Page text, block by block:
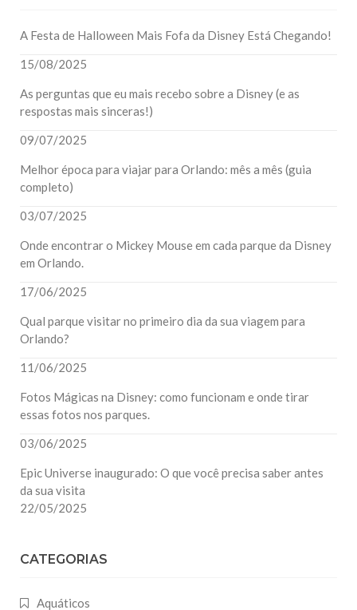
A Festa de Halloween Mais Fofa da Disney Está Chegando!
15/08/2025
As perguntas que eu mais recebo sobre a Disney (e as
respostas mais sinceras!)
09/07/2025
Melhor época para viajar para Orlando: mês a mês (guia
completo)
03/07/2025
Onde encontrar o Mickey Mouse em cada parque da Disney
em Orlando.
17/06/2025
Qual parque visitar no primeiro dia da sua viagem para
Orlando?
11/06/2025
Fotos Mágicas na Disney: como funcionam e onde tirar
essas fotos nos parques.
03/06/2025
Epic Universe inaugurado: O que você precisa saber antes
da sua visita
22/05/2025
CATEGORIAS
Aquáticos